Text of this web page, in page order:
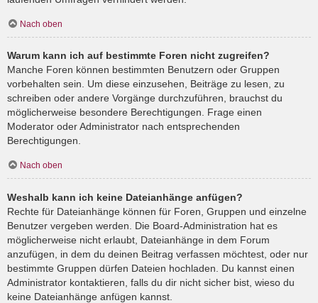
Nach oben
Warum kann ich auf bestimmte Foren nicht zugreifen?
Manche Foren können bestimmten Benutzern oder Gruppen
vorbehalten sein. Um diese einzusehen, Beiträge zu lesen, zu
schreiben oder andere Vorgänge durchzuführen, brauchst du
möglicherweise besondere Berechtigungen. Frage einen
Moderator oder Administrator nach entsprechenden
Berechtigungen.
Nach oben
Weshalb kann ich keine Dateianhänge anfügen?
Rechte für Dateianhänge können für Foren, Gruppen und einzelne
Benutzer vergeben werden. Die Board-Administration hat es
möglicherweise nicht erlaubt, Dateianhänge in dem Forum
anzufügen, in dem du deinen Beitrag verfassen möchtest, oder nur
bestimmte Gruppen dürfen Dateien hochladen. Du kannst einen
Administrator kontaktieren, falls du dir nicht sicher bist, wieso du
keine Dateianhänge anfügen kannst.